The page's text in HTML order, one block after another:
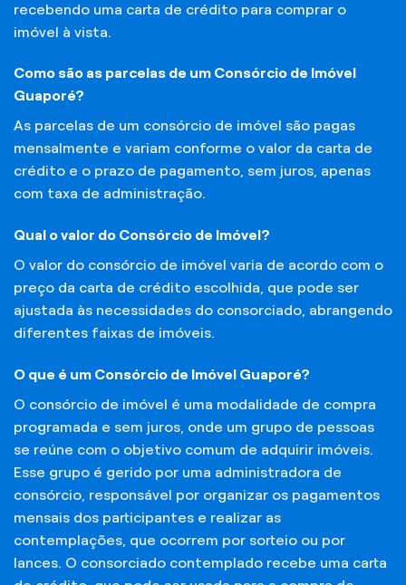
recebendo uma carta de crédito para comprar o
imóvel à vista.
Como são as parcelas de um Consórcio de Imóvel
Guaporé?
As parcelas de um consórcio de imóvel são pagas
mensalmente e variam conforme o valor da carta de
crédito e o prazo de pagamento, sem juros, apenas
com taxa de administração.
Qual o valor do Consórcio de Imóvel?
O valor do consórcio de imóvel varia de acordo com o
preço da carta de crédito escolhida, que pode ser
ajustada às necessidades do consorciado, abrangendo
diferentes faixas de imóveis.
O que é um Consórcio de Imóvel Guaporé?
O consórcio de imóvel é uma modalidade de compra
programada e sem juros, onde um grupo de pessoas
se reúne com o objetivo comum de adquirir imóveis.
Esse grupo é gerido por uma administradora de
consórcio, responsável por organizar os pagamentos
mensais dos participantes e realizar as
contemplações, que ocorrem por sorteio ou por
lances. O consorciado contemplado recebe uma carta